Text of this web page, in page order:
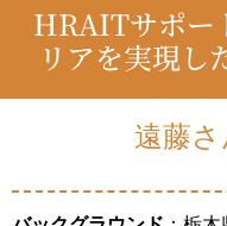
HRAITサポー
リアを実現し
遠藤